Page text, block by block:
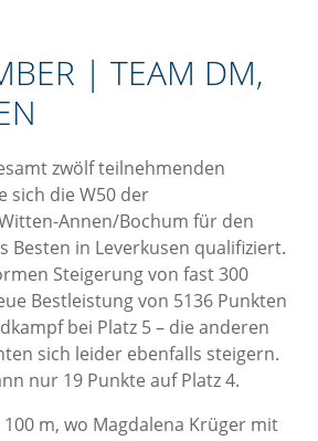
| TEAM DM,
zwölf teilnehmenden
sich die W50 der
Annen/Bochum für den
Besten in Leverkusen qualifiziert.
Steigerung von fast 300
Bestleistung von 5136 Punkten
bei Platz 5 – die anderen
sich leider ebenfalls steigern.
nur 19 Punkte auf Platz 4.
m, wo Magdalena Krüger mit